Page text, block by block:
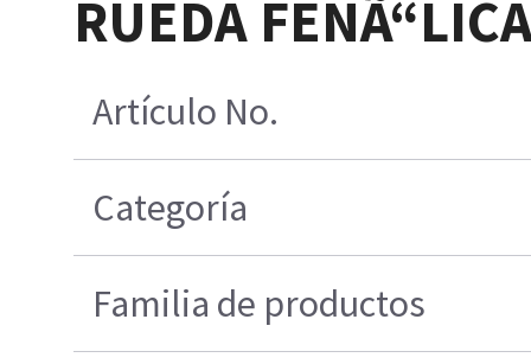
RUEDA
Artículo No.
Categoría
Familia de productos